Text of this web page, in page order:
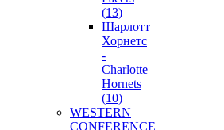
(13)
Шарлотт
Хорнетс
-
Charlotte
Hornets
(10)
WESTERN
CONFERENCE